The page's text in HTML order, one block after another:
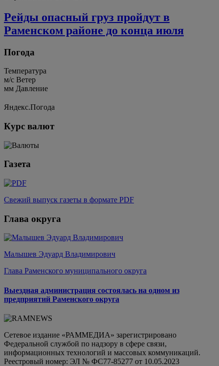
Рейды опасный груз пройдут в
Раменском районе до конца июля
Погода
Температура
м/c Ветер
мм Давление
Яндекс.Погода
Курс валют
Газета
Свежий выпуск газеты в формате PDF
Глава округа
Малышев Эдуард Владимирович
Глава Раменского муниципального округа
Выездная администрация состоялась на одном из
предприятий Раменского округа
Сетевое издание «РАММЕДИА» зарегистрировано
Федеральной службой по надзору в сфере связи,
информационных технологий и массовых коммуникаций.
Реестровый номер: ЭЛ № ФС77-85277 от 10.05.2023